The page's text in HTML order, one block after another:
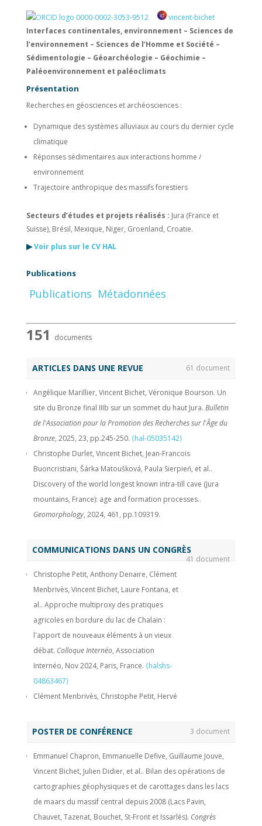
0000-0002-3053-9512
vincent-bichet
Interfaces continentales, environnement – Sciences de
l’environnement – Sciences de l’Homme et Société –
Sédimentologie – Géoarchéologie – Géochimie –
Paléoenvironnement et paléoclimats
Présentation
Recherches en géosciences et archéosciences :
Dynamique des systèmes alluviaux au cours du dernier cycle
climatique
Réponses sédimentaires aux interactions homme /
environnement
Trajectoire anthropique des massifs forestiers
Secteurs d’études et projets réalisés : Jura (France et
Suisse), Brésil, Mexique, Niger, Groenland, Croatie.
▶Voir plus sur le CV HAL
Publications
Publications Métadonnées
151 documents
ARTICLES DANS UNE REVUE 61 document
Angélique Marillier, Vincent Bichet, Véronique Bourson. Un
site du Bronze final IIIb sur un sommet du haut Jura. Bulletin
de l'Association pour la Promotion des Recherches sur l'Âge du
Bronze, 2025, 23, pp.245-250. ⟨hal-05035142⟩
Christophe Durlet, Vincent Bichet, Jean-Francois
Buoncristiani, Šárka Matoušková, Paula Sierpień, et al..
Discovery of the world longest known intra-till cave (Jura
mountains, France): age and formation processes..
Geomorphology, 2024, 461, pp.109319.
Emilie Gauthier, Andrés Currás, Charly Massa, Typhaine
Guillemot, Hervé Richard, et al.. Late Holocene Environmental
History and Norse Settlement in Outer Fjords from South
Greenland: A Case Study at Lake Qallimiut.Geosciences
13 (4), pp.123.⟨10.3390/geosciences13040123⟩
04223190⟩
Mathilde Banjan, Christian Crouzet, Pierre Sabatier, Jomard
Hervé, Manon Bajard, et al.. Did the Younger Dryas to
Holocene climate transition favour high seismicity rates in
the north-western Alps ?.
568.⟨10.1111/sed.13050⟩.⟨hal-04032433⟩
Véronique Lavastre, Vincent Bichet, et al.. The origin and
assessment in the carbonated Jura Mountains.Hydrological
Processes, 2022, 36 (12),⟨10.1002/hyp.14781⟩.⟨hal-04282342⟩
Amélie Quiquerez, Emilie Gauthier, V. Bichet, C. Petit, L.
Murgia, et al.. Reconstructing patterns of vegetation recovery
and landscape evolution after a catastrophic landslide (Mont
COMMUNICATIONS DANS UN CONGRÈS
41 document
Christophe Petit, Anthony Denaire, Clément
Menbrivès, Vincent Bichet, Laure Fontana, et
al.. Approche multiproxy des pratiques
agricoles en bordure du lac de Chalain :
l'apport de nouveaux éléments à un vieux
débat. Colloque Internéo, Association
Internéo, Nov 2024, Paris, France. ⟨halshs-
04863467⟩
Clément Menbrivès, Christophe Petit, Hervé
al.. Un déboisement par le feu du littoral de
pastorale à l’époque carolingienne
:caractérisation géo-archéologique et
paléo-environnementale d’une « anomalie »
pédo-sédimentaire..Actualités de
l'archeologie du haut Jura transfrontalier, Oct
POSTER DE CONFÉRENCE 3 document
Emmanuel Chapron, Emmanuelle Defive, Guillaume Jouve,
Vincent Bichet, Julien Didier, et al.. Bilan des opérations de
cartographies géophysiques et de carottages dans les lacs
de maars du massif central depuis 2008 (Lacs Pavin,
Chauvet, Tazenat, Bouchet, St-Front et Issarlès). Congrès